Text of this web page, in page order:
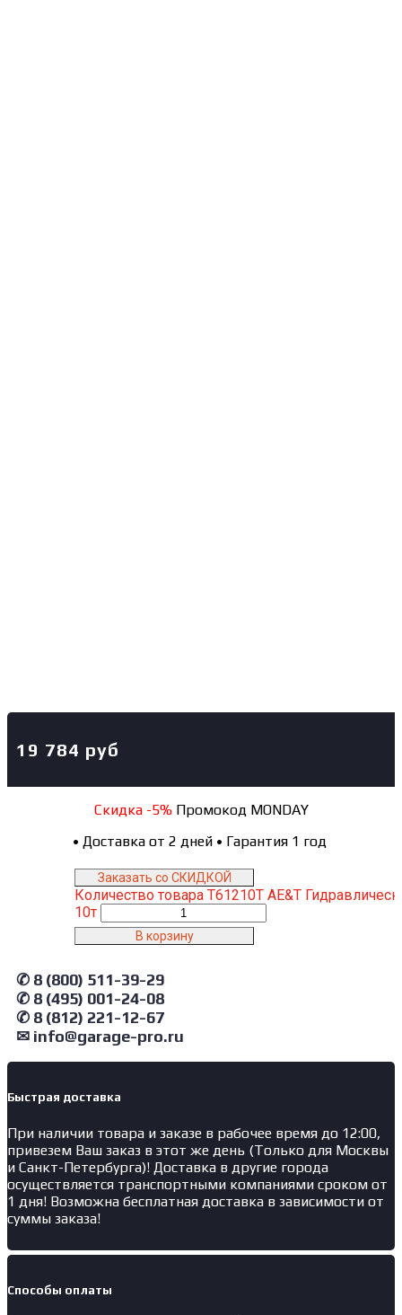
19 784 руб
Скидка -5%Промокод MONDAY
• Доставка от 2 дней • Гарантия 1 год
Заказать со СКИДКОЙ
Количество товара T61210T AE&T
10т
В корзину
✆ 8 (800) 511-39-29
✆ 8 (495) 001-24-08
✆ 8 (812) 221-12-67
✉ info@garage-pro.ru
Быстрая доставка
При наличии товара и заказе в рабочее время до 12:00,
привезем Ваш заказ в этот же день (Только для Москвы
и Санкт-Петербурга)! Доставка в другие города
осуществляется транспортными компаниями сроком от
1 дня! Возможна бесплатная доставка в зависимости от
суммы заказа!
Способы оплаты